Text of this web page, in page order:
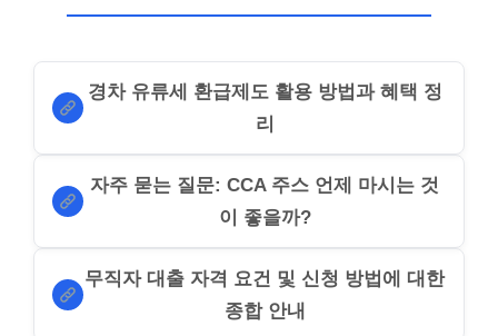
경차 유류세 환급제도 활용 방법과 혜택 정
리
자주 묻는 질문: CCA 주스 언제 마시는 것
이 좋을까?
무직자 대출 자격 요건 및 신청 방법에 대한
종합 안내